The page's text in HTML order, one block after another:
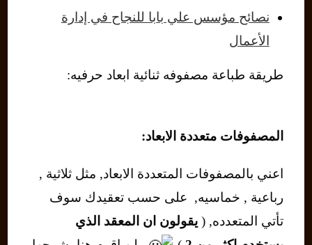
نصائح مؤسس علي بابا للنجاح في إدارة
الأعمال
طريقة طباعة مصفوفه ثنائية ابعاد حرفيه:
المصفوفات متعددة الابعاد:
اعني بالمصفوفات المتعددة الابعاد, مثل ثلاثية ,
رباعية , خماسيه, على حسب تعقيدك سوف
تأتي المتعدده, (يقولون ان المعقد الذي